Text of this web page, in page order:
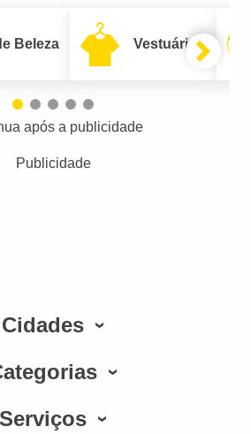
Beleza Vestuário
após a publicidade
Publicidade
Cidades
Serviços